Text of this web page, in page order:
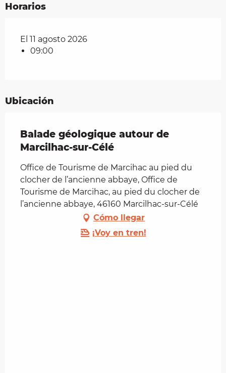
Horarios
El 11 agosto 2026
09:00
Ubicación
Balade géologique autour de
Marcilhac-sur-Célé
Office de Tourisme de Marcihac au pied du
clocher de l’ancienne abbaye, Office de
Tourisme de Marcihac, au pied du clocher de
l’ancienne abbaye, 46160 Marcilhac-sur-Célé
Cómo llegar
¡Voy en tren!